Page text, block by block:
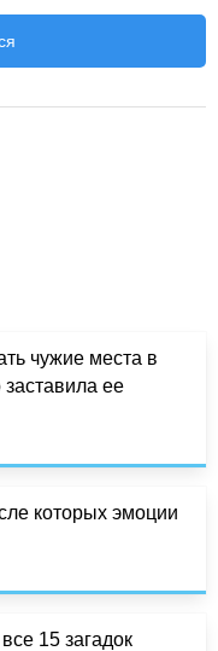
чужие места в
ее
которых эмоции
15 загадок